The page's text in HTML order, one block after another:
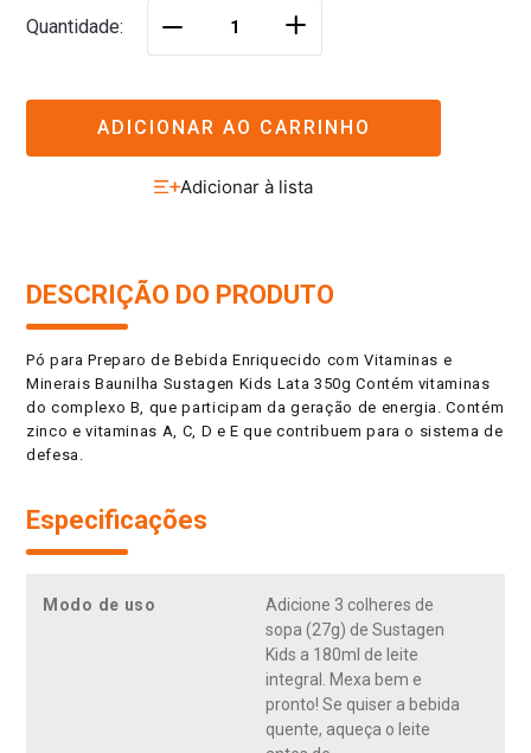
Quantidade ＋
ADICIONAR AO CARRINHO
DESCRIÇÃO DO PRODUTO
Pó para Preparo de Bebida Enriquecido com Vitaminas e
Minerais Baunilha Sustagen Kids Lata 350g Contém vitaminas
do complexo B, que participam da geração de energia. Contém
zinco e vitaminas A, C, D e E que contribuem para o sistema de
defesa.
Especificações
Modo de uso
Adicione 3 colheres de
sopa (27g) de Sustagen
Kids a 180ml de leite
integral. Mexa bem e
pronto! Se quiser a bebida
quente, aqueça o leite